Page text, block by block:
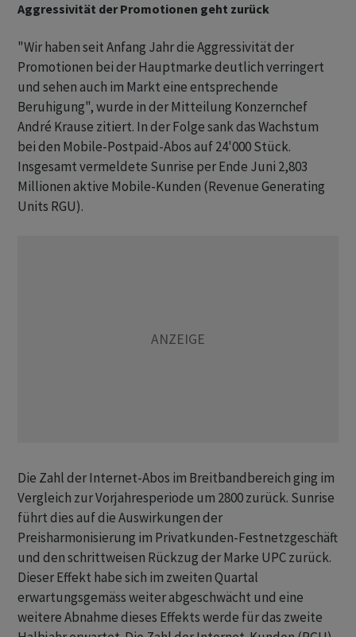
Aggressivität der Promotionen geht zurück
"Wir haben seit Anfang Jahr die Aggressivität der
Promotionen bei der Hauptmarke deutlich verringert
und sehen auch im Markt eine entsprechende
Beruhigung", wurde in der Mitteilung Konzernchef
André Krause zitiert. In der Folge sank das Wachstum
bei den Mobile-Postpaid-Abos auf 24'000 Stück.
Insgesamt vermeldete Sunrise per Ende Juni 2,803
Millionen aktive Mobile-Kunden (Revenue Generating
Units RGU).
Die Zahl der Internet-Abos im Breitbandbereich ging im
Vergleich zur Vorjahresperiode um 2800 zurück. Sunrise
führt dies auf die Auswirkungen der
Preisharmonisierung im Privatkunden-Festnetzgeschäft
und den schrittweisen Rückzug der Marke UPC zurück.
Dieser Effekt habe sich im zweiten Quartal
erwartungsgemäss weiter abgeschwächt und eine
weitere Abnahme dieses Effekts werde für das zweite